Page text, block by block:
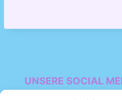
UNSERE SOCIAL